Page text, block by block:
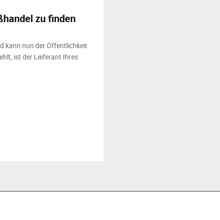
zu finden
kann nun der Öffentlichkeit
ist der Lieferant Ihres